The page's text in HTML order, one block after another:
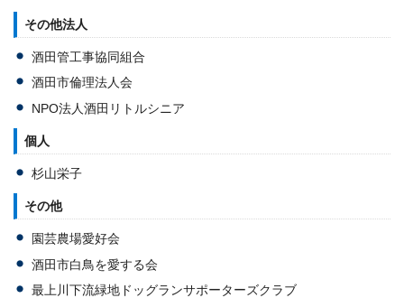
その他法人
酒田管工事協同組合
酒田市倫理法人会
NPO法人酒田リトルシニア
個人
杉山栄子
その他
園芸農場愛好会
酒田市白鳥を愛する会
最上川下流緑地ドッグランサポーターズクラブ